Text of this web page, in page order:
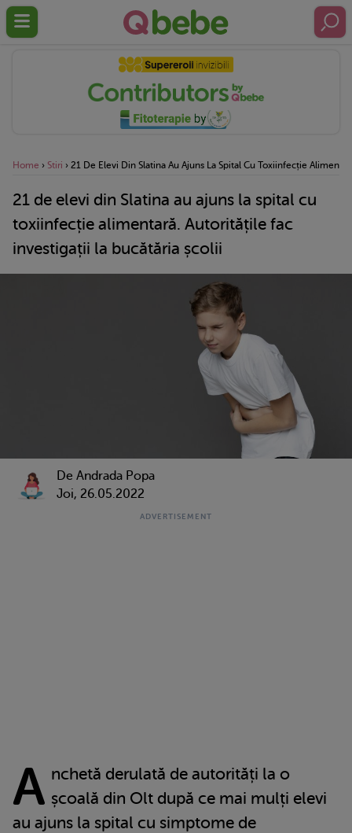
Home › Stiri › 21 De Elevi Din Slatina Au Ajuns La Spital Cu Toxiinfecție
21 de elevi din Slatina au ajuns la spital cu
toxiinfecție alimentară. Autoritățile fac
investigații la bucătăria școlii
De Andrada Popa
Joi, 26.05.2022
A nchetă derulată de autorități la o
școală din Olt după ce mai mulți elevi
au ajuns la spital cu simptome de